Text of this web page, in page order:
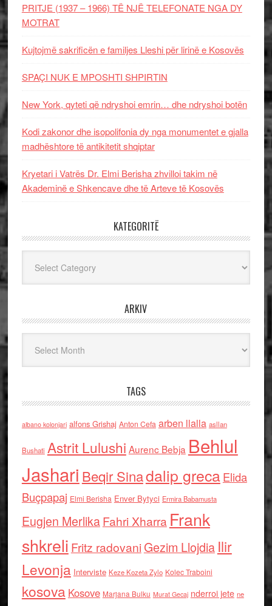
PRITJE (1937 – 1966) TË NJË TELEFONATE NGA DY
MOTRAT
Kujtojmë sakrificën e familjes Lleshi për lirinë e Kosovës
SPAÇI NUK E MPOSHTI SHPIRTIN
New York, qyteti që ndryshoi emrin… dhe ndryshoi botën
Kodi zakonor dhe isopolifonia dy nga monumentet e gjalla
madhështore të antikitetit shqiptar
Kryetari i Vatrës Dr. Elmi Berisha zhvilloi takim në
Akademinë e Shkencave dhe të Arteve të Kosovës
KATEGORITË
ARKIV
TAGS
albano kolonjari alfons Grishaj Anton Cefa arben llalla asllan
Bushati Astrit Lulushi Aurenc Bebja Behlul
Jashari Beqir Sinadalip grecaElida
Buçpapaj Elmi Berisha Enver Bytyci Ermira Babamusta
Eugjen MerlikaFahri Xharra Frank
shkreli Fritz radovaniGezim Llojdia Ilir
Levonja Interviste Keze Kozeta Zylo Kolec Traboini
kosova Kosove Marjana Bulku Murat Gecaj nderroi jete ne